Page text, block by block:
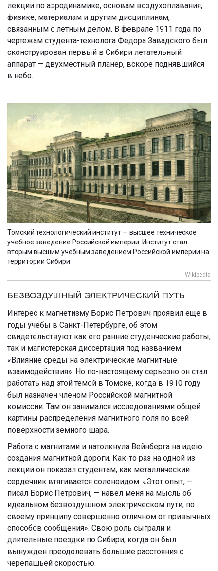
лекции по аэродинамике, основам воздухоплавания,
физике, материалам и другим дисциплинам,
связанным с летным делом. В феврале 1911 года по
чертежам студента-технолога Федора Завадского был
сконструирован первый в Сибири летательный
аппарат — двухместный планер, вскоре поднявшийся
в небо.
Томский технологический институт — высшее техническое
учебное заведение Российской империи. Институт стал
вторым высшим учебным заведением Российской империи на
территории Сибири
Wikipedia
БЕЗВОЗДУШНЫЙ ЭЛЕКТРИЧЕСКИЙ ПУТЬ
Интерес к магнетизму Борис Петрович проявил еще в
годы учебы в Санкт-Петербурге, об этом
свидетельствуют как его ранние студенческие работы,
так и магистерская диссертация под названием
«Влияние среды на электрические магнитные
взаимодействия». Но по-настоящему серьезно он стал
работать над этой темой в Томске, когда в 1910 году
был назначен членом Российской магнитной
комиссии. Там он занимался исследованиями общей
картины распределения магнитного поля по всей
поверхности земного шара.
Работа с магнитами и натолкнула Вейнберга на идею
создания магнитной дороги. Как-то раз на одной из
лекций он показал студентам, как металлический
сердечник втягивается соленоидом. «Этот опыт, —
писал Борис Петрович, — навел меня на мысль об
идеальном безвоздушном электрическом пути, по
своему принципу совершенно отличном от привычных
способов сообщения». Свою роль сыграли и
длительные поездки по Сибири, когда он был
вынужден преодолевать большие расстояния с
черепашьей скоростью.